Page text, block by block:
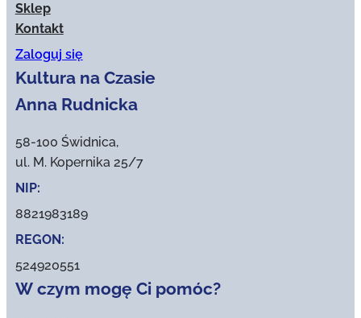
Sklep
Kontakt
Zaloguj się
Kultura na Czasie
Anna Rudnicka
58-100 Świdnica,
ul. M. Kopernika 25/7
NIP:
8821983189
REGON:
524920551
W czym mogę Ci pomóc?